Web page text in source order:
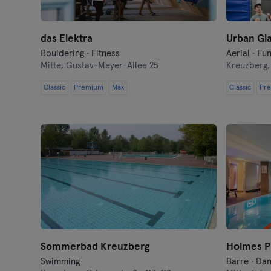
das Elektra
Bouldering · Fitness
Mitte, Gustav-Meyer-Allee 25
Classic Premium Max
Urban
Aerial ·
Kreuzberg,
Classic
Sommerbad Kreuzberg
Swimming
Holmes